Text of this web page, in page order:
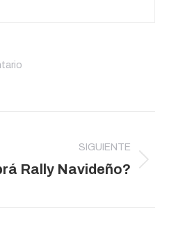
SIGUIENTE
Rally Navideño?